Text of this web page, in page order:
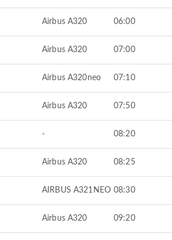
Airbus A320 06:00
Airbus A320 07:00
Airbus A320neo 07:10
Airbus A320 07:50
- 08:20
Airbus A320 08:25
AIRBUS A321NEO 08:30
Airbus A320 09:20